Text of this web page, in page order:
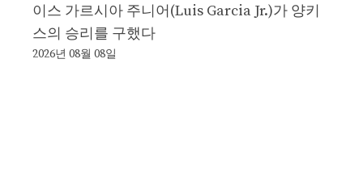
이스 가르시아 주니어(Luis Garcia Jr.)가 양키
스의 승리를 구했다
2026년 08월 08일